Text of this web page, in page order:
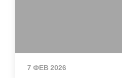
7 ФЕВ 2026